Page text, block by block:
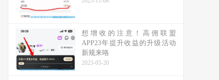
想增收的注意！高佣联盟
APP23年提升收益的升级活动
新规来咯
2023-05-20